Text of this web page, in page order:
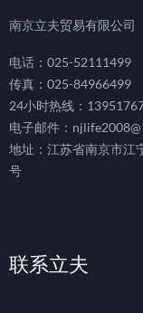
南京立夫贸易有限公司
电话：025-52111499
传真：025-84966499
24小时热线：
电子邮件：
地址：江苏省南京市江
号
联系立夫